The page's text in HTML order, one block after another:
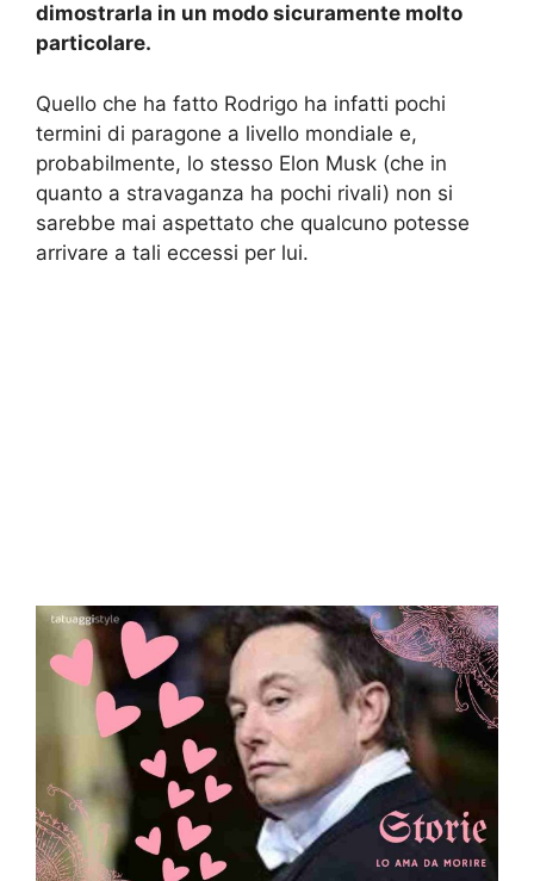
dimostrarla in un modo sicuramente molto
particolare.
Quello che ha fatto Rodrigo ha infatti pochi
termini di paragone a livello mondiale e,
probabilmente, lo stesso Elon Musk (che in
quanto a stravaganza ha pochi rivali) non si
sarebbe mai aspettato che qualcuno potesse
arrivare a tali eccessi per lui.